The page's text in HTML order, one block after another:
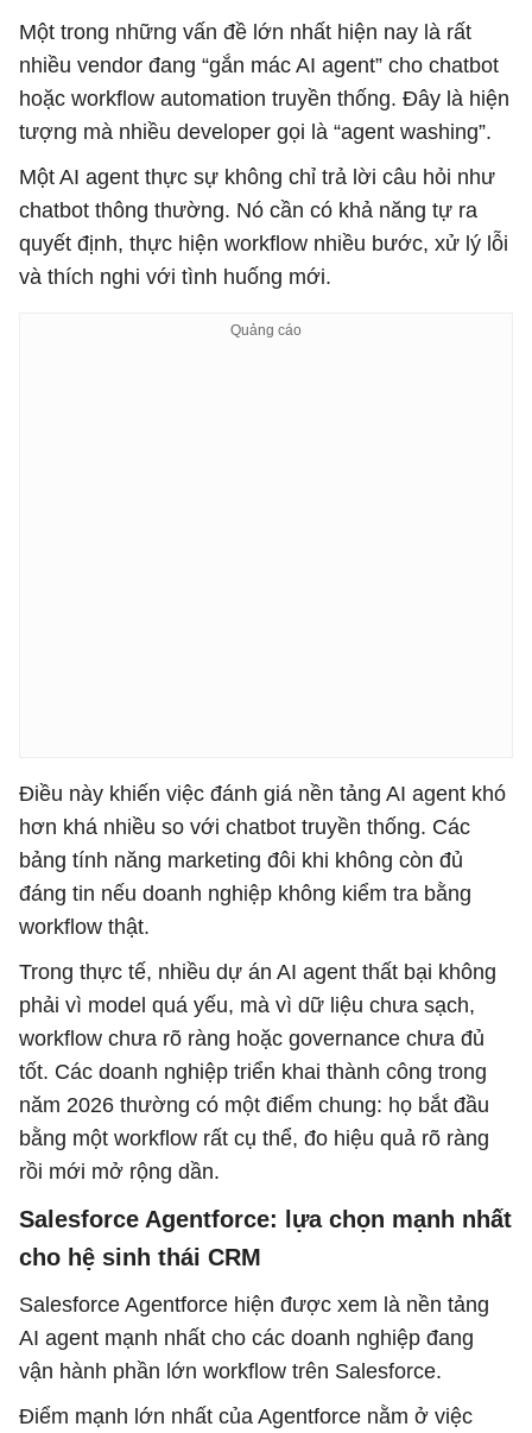
Một trong những vấn đề lớn nhất hiện nay là rất
nhiều vendor đang “gắn mác AI agent” cho chatbot
hoặc workflow automation truyền thống. Đây là hiện
tượng mà nhiều developer gọi là “agent washing”.
Một AI agent thực sự không chỉ trả lời câu hỏi như
chatbot thông thường. Nó cần có khả năng tự ra
quyết định, thực hiện workflow nhiều bước, xử lý lỗi
và thích nghi với tình huống mới.
Điều này khiến việc đánh giá nền tảng AI agent khó
hơn khá nhiều so với chatbot truyền thống. Các
bảng tính năng marketing đôi khi không còn đủ
đáng tin nếu doanh nghiệp không kiểm tra bằng
workflow thật.
Trong thực tế, nhiều dự án AI agent thất bại không
phải vì model quá yếu, mà vì dữ liệu chưa sạch,
workflow chưa rõ ràng hoặc governance chưa đủ
tốt. Các doanh nghiệp triển khai thành công trong
năm 2026 thường có một điểm chung: họ bắt đầu
bằng một workflow rất cụ thể, đo hiệu quả rõ ràng
rồi mới mở rộng dần.
Salesforce Agentforce: lựa chọn mạnh nhất
cho hệ sinh thái CRM
Salesforce Agentforce hiện được xem là nền tảng
AI agent mạnh nhất cho các doanh nghiệp đang
vận hành phần lớn workflow trên Salesforce.
Điểm mạnh lớn nhất của Agentforce nằm ở việc